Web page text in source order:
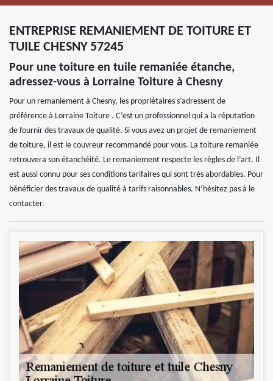
ENTREPRISE REMANIEMENT DE TOITURE ET
TUILE CHESNY 57245
Pour une toiture en tuile remaniée étanche,
adressez-vous à Lorraine Toiture à Chesny
Pour un remaniement à Chesny, les propriétaires s’adressent de
préférence à Lorraine Toiture . C’est un professionnel qui a la réputation
de fournir des travaux de qualité. Si vous avez un projet de remaniement
de toiture, il est le couvreur recommandé pour vous. La toiture remaniée
retrouvera son étanchéité. Le remaniement respecte les règles de l’art. Il
est aussi connu pour ses conditions tarifaires qui sont très abordables. Pour
bénéficier des travaux de qualité à tarifs raisonnables. N’hésitez pas à le
contacter.